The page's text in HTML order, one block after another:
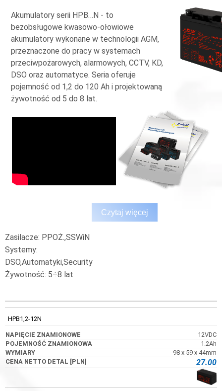
Akumulatory serii HPB…N - to
bezobsługowe kwasowo-ołowiowe
akumulatory wykonane w technologii AGM,
przeznaczone do pracy w systemach
przeciwpożarowych, alarmowych, CCTV, KD,
DSO oraz automatyce. Seria oferuje
pojemność od 1,2 do 120 Ah i projektowaną
żywotność od 5 do 8 lat.
Czytaj więcej
Zasilacze: PPOŻ.,SSWiN
Systemy:
DSO,Automatyki,Security
Żywotność: 5÷8 lat
NAPIĘCIE
POJEMNOŚĆ
HPB1,2-12N
12VDC
1.2Ah
98 x 59 x 44mm
27.00